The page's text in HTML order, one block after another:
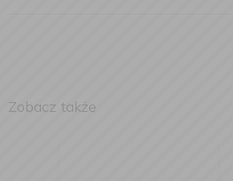
Zobacz także